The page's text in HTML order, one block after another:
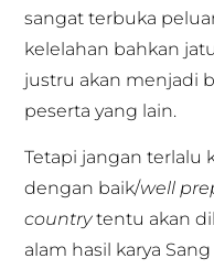
sangat terbuka
kelelahan bahkan
justru akan menjadi
peserta yang lain.
Tetapi jangan terlalu
dengan baik/well
countrytentu akan
alam hasil karya